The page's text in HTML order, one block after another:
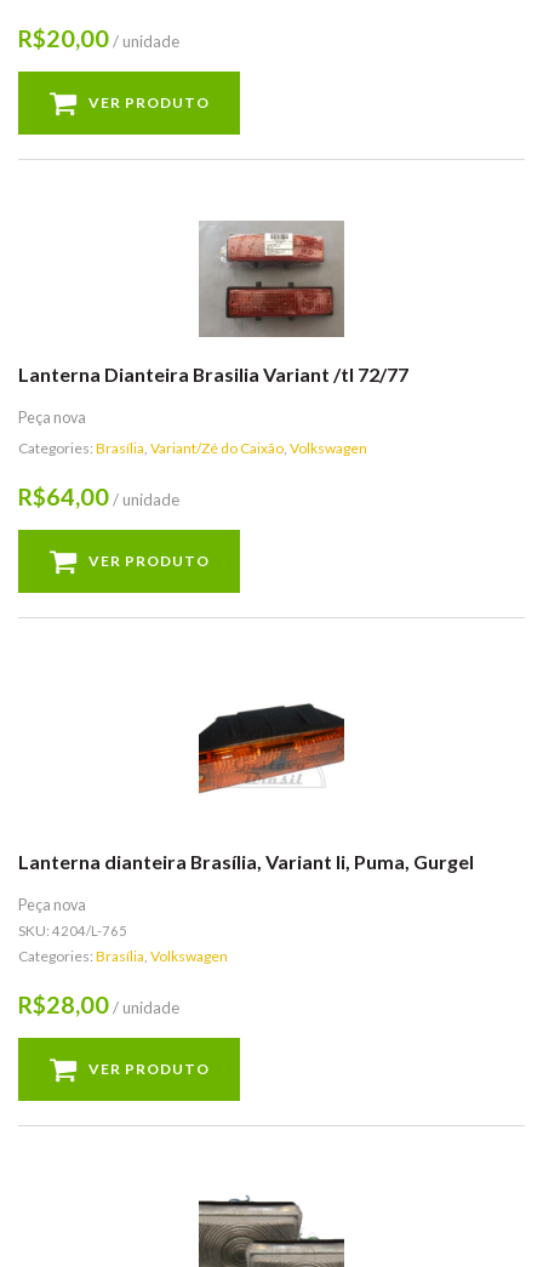
R$20,00/ unidade
VER PRODUTO
Lanterna Dianteira Brasilia Variant /tl 72/77
Peça nova
Categories: Brasília, Variant/Zé do Caixão, Volkswagen
R$64,00/ unidade
VER PRODUTO
Lanterna dianteira Brasília, Variant Ii, Puma, Gurgel
Peça nova
SKU: 4204/L-765
Categories: Brasília, Volkswagen
R$28,00/ unidade
VER PRODUTO